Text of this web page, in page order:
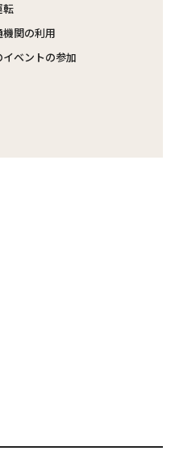
転
関の利用
ベントの参加